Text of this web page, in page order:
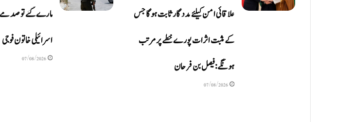
علاقائی امن کیلئے مددگار ثابت ہوگا جس
کے مثبت اثرات پورے خطے پر مرتب
ہونگے: فیصل بن فرحان
07/08/2026
مارے گئے تو
اسرائیلی خاتون فوجی
07/08/2026